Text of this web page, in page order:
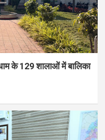
के 129 शालाओं में बालिका